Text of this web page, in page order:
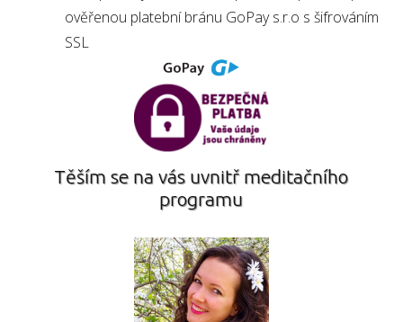
ověřenou platební bránu GoPay s.r.o s šifrováním
SSL
Těším se na vás uvnitř meditačního
programu